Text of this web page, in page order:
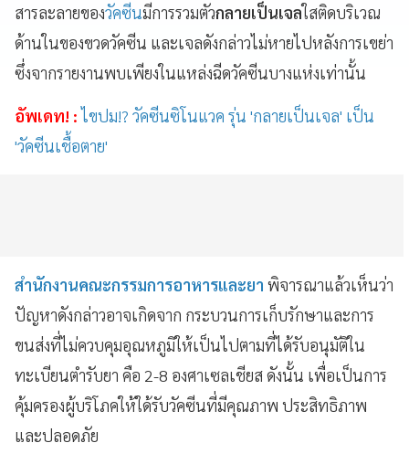
สารละลายของวัคซีนมีการรวมตัวกลายเป็นเจลใสติดบริเวณ
ด้านในของขวดวัคซีน และเจลดังกล่าวไม่หายไปหลังการเขย่า
ซึ่งจากรายงานพบเพียงในแหล่งฉีดวัคซีนบางแห่งเท่านั้น
อัพเดท! : ไขปม!? วัคซีนซิโนแวค รุ่น 'กลายเป็นเจล' เป็น
'วัคซีนเชื้อตาย'
สำนักงานคณะกรรมการอาหารและยา พิจารณาแล้วเห็นว่า
ปัญหาดังกล่าวอาจเกิดจาก กระบวนการเก็บรักษาและการ
ขนส่งที่ไม่ควบคุมอุณหภูมิให้เป็นไปตามที่ได้รับอนุมัติใน
ทะเบียนตำรับยา คือ 2-8 องศาเซลเชียส ดังนั้น เพื่อเป็นการ
คุ้มครองผู้บริโภคให้ใด้รับวัคซีนที่มีคุณภาพ ประสิทธิภาพ
และปลอดภัย